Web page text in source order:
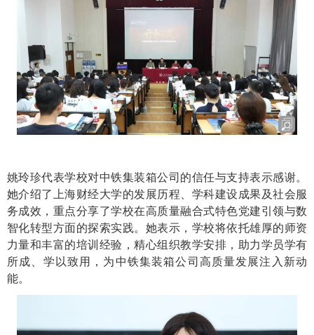
姚玲珍代表学校对中铁集装箱公司的信任与支持表示感谢。
她介绍了上海财经大学的发展历程、学科建设成果及社会服
务成效，重点分享了学校在高质量融合式特色党建引领与数
智化转型方面的探索实践。她表示，学校将依托雄厚的师资
力量和丰富的培训经验，精心组织教学安排，助力学员学有
所成、学以致用，为中铁集装箱公司高质量发展注入新动
能。